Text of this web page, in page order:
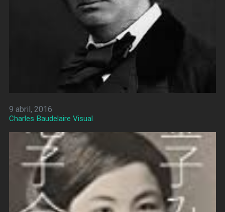
9 abril, 2016
Charles Baudelaire Visual